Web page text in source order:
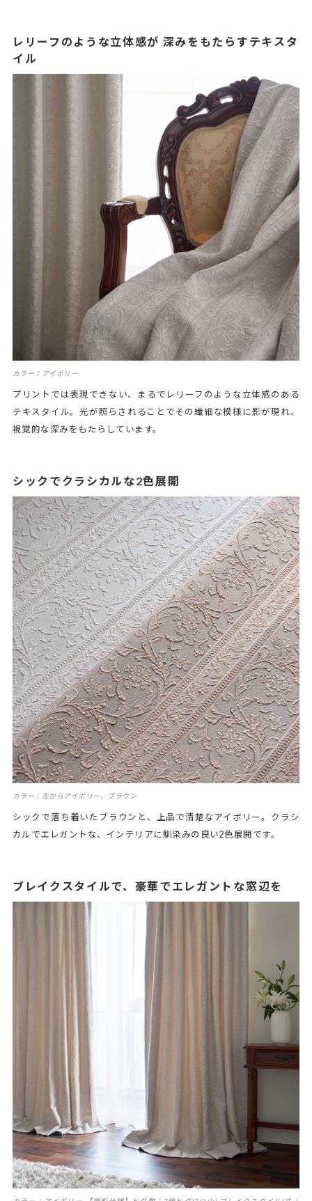
レリーフのような立体感が 深みをもたらすテキスタ
イル
カラー：アイボリー
プリントでは表現できない、まるでレリーフのような立体感のある
テキスタイル。光が照らされることでその繊細な模様に影が現れ、
視覚的な深みをもたらしています。
シックでクラシカルな2色展開
カラー：左からアイボリー、ブラウン
シックで落ち着いたブラウンと、上品で清楚なアイボリー。クラシ
カルでエレガントな、インテリアに馴染みの良い2色展開です。
ブレイクスタイルで、豪華でエレガントな窓辺を